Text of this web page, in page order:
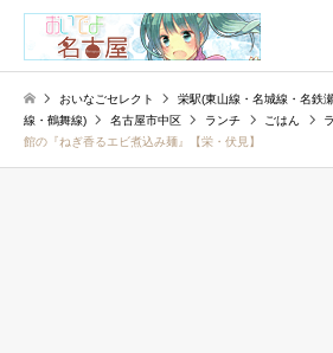
おいなごセレクト 栄駅(東山線・名城線・名鉄
線・鶴舞線)
名古屋市中区 ランチ ごはん
館の『ねぎ香るエビ煮込み麺』【栄・伏見】